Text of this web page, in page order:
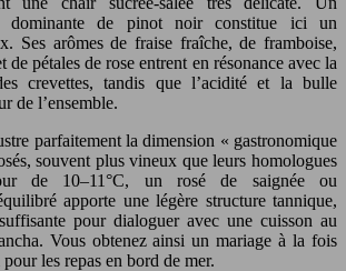
dominante de pinot noir constitue ici un
Ses arômes de fraise fraîche, de framboise,
de pétales de rose entrent en résonance avec la
crevettes, tandis que l’acidité et la bulle
de l’ensemble.
parfaitement la dimension « gastronomique
souvent plus vineux que leurs homologues
de 10–11°C, un rosé de saignée ou
apporte une légère structure tannique,
pour dialoguer avec une cuisson au
Vous obtenez ainsi un mariage à la fois
les repas en bord de mer.